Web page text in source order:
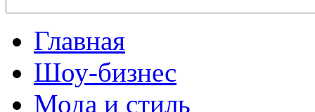
Главная
Шоу-бизнес
Мода и стиль